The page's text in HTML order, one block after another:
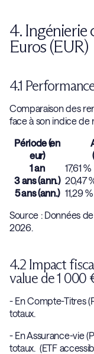
4. Ingénierie
Euros (EUR)
4.1
Comparaison des
face à son indice de
Période (en
eur)
1 an
17,61 %
3 ans (ann.) 20,47
5 ans (ann.) 11,29 %
Source : Données
2026.
4.2 Impact
value de 1 000
- En Compte-Titres
totaux.
- En Assurance-vie
totaux. (ETF